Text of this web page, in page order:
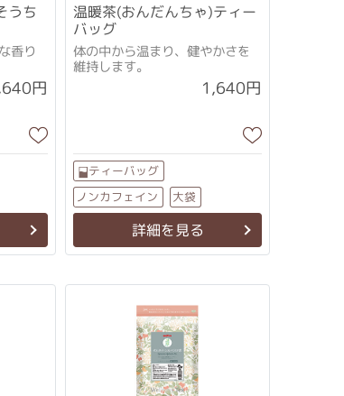
うち
香り
円
温暖茶(おんだんちゃ)ティー
バッグ
体の中から温まり、健やかさを
維持します。
1,640円
ティーバッグ
ノンカフェイン 大袋
ブレンドティー詳細を見る